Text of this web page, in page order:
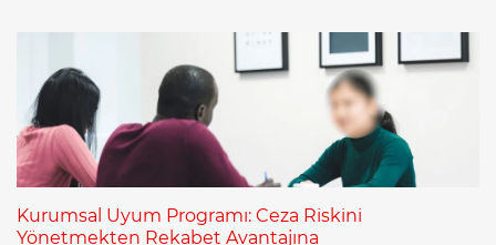
Kurumsal Uyum Programı: Ceza Riskini
Yönetmekten Rekabet Avantajına